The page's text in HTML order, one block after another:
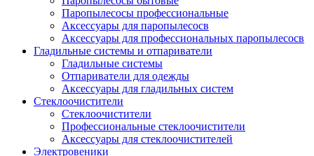
Паропылесосы профессиональные
Аксессуары для паропылесосв
Аксессуары для профессиональных паропылесосв
Гладильные системы и отпариватели
Гладильные системы
Отпариватели для одежды
Аксессуары для гладильных систем
Стеклоочистители
Стеклоочистители
Профессиональные стеклоочистители
Аксессуары для стеклоочистителей
Электровеники